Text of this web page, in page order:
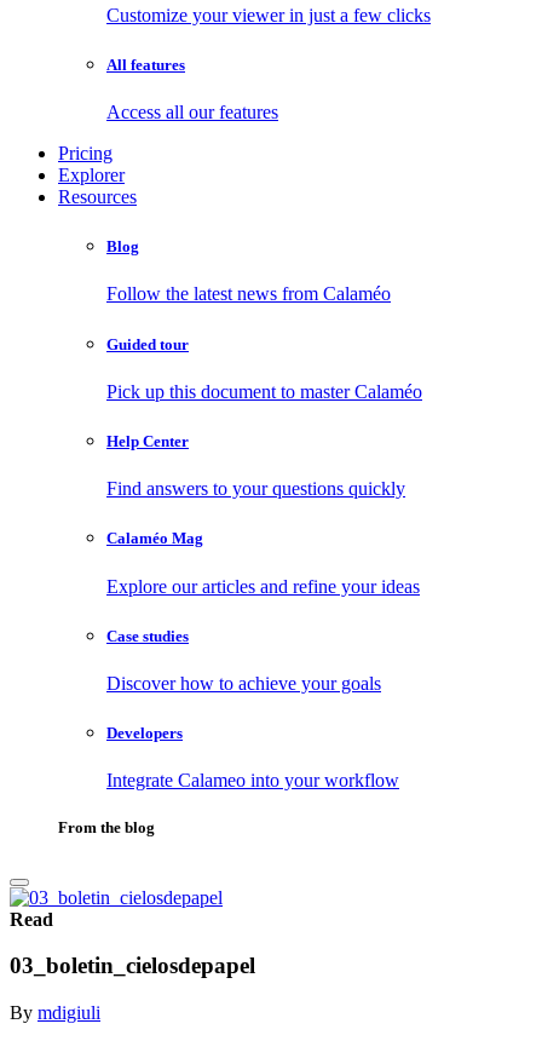
Customize your viewer in just a few clicks
All features
Access all our features
Pricing
Explorer
Resources
Blog
Follow the latest news from Calaméo
Guided tour
Pick up this document to master Calaméo
Help Center
Find answers to your questions quickly
Calaméo Mag
Explore our articles and refine your ideas
Case studies
Discover how to achieve your goals
Developers
Integrate Calameo into your workflow
From the blog
Read
03_boletin_cielosdepapel
By mdigiuli